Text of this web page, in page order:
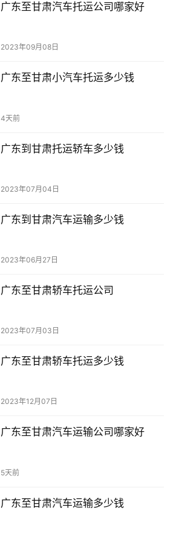
广东至甘肃汽车托运公司哪家好
2023年09月08日
广东至甘肃小汽车托运多少钱
4天前
广东到甘肃托运轿车多少钱
2023年07月04日
广东到甘肃汽车运输多少钱
2023年06月27日
广东至甘肃轿车托运公司
2023年07月03日
广东至甘肃轿车托运多少钱
2023年12月07日
广东至甘肃汽车运输公司哪家好
5天前
广东至甘肃汽车运输多少钱